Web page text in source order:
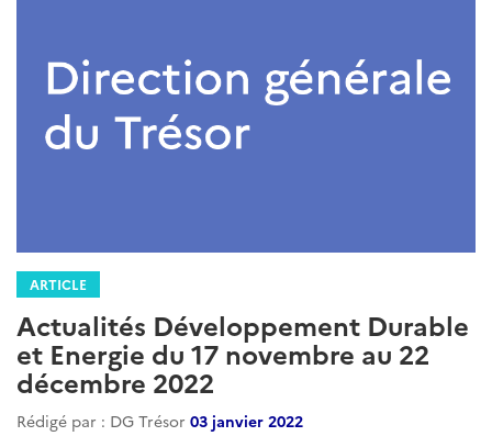
ARTICLE
Actualités Développement Durable
et Energie du 17 novembre au 22
décembre 2022
Rédigé par : DG Trésor 03 janvier 2022